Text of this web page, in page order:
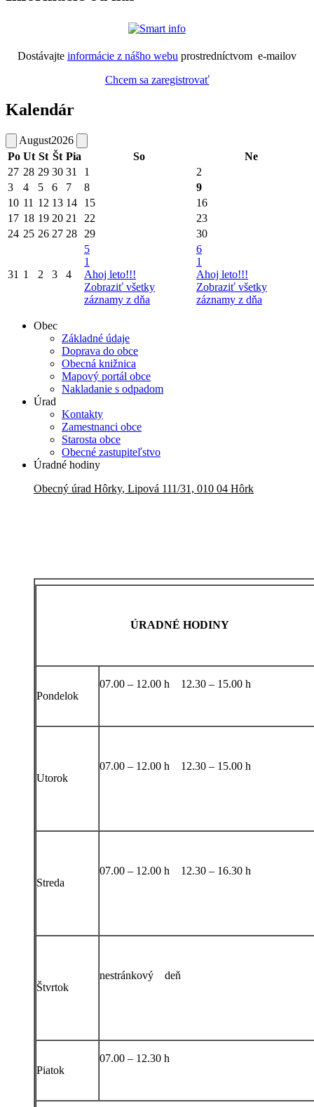
Dostávajte informácie z nášho webu prostredníctvom e-mailov
Chcem sa zaregistrovať
Kalendár
August2026
Po Ut St Št Pia So
Ne
27 28 29 30 31 1
2
3
4 5 6 7 8
9
10 11 12 13 14 15
16
17 18 19 20 21 22
23
24 25 26 27 28 29 30
31 1 2 3 4
5
1
Ahoj leto!!!
Zobraziť všetky
záznamy z dňa
6
1
Ahoj leto!!!
Zobraziť všetky
záznamy z dňa
Obec
Základné údaje
Doprava do obce
Obecná knižnica
Mapový portál obce
Nakladanie s odpadom
Úrad
Kontakty
Zamestnanci obce
Starosta obce
Obecné zastupiteľstvo
Úradné hodiny
Obecný úrad Hôrky, Lipová 111/31, 010 04 Hôrk
ÚRADNÉ HODINY
Pondelok
07.00 – 12.00 h 12.30 – 15.00 h
Utorok
07.00 – 12.00 h 12.30 – 15.00 h
Streda
07.00 – 12.00 h 12.30 – 16.30 h
Štvrtok
nestránkový deň
Piatok
07.00 – 12.30 h